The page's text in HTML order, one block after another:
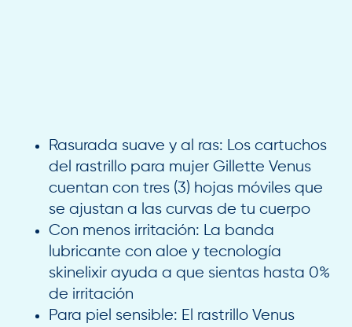
Rasurada suave y al ras: Los cartuchos
del rastrillo para mujer Gillette Venus
cuentan con tres (3) hojas móviles que
se ajustan a las curvas de tu cuerpo
Con menos irritación: La banda
lubricante con aloe y tecnología
skinelixir ayuda a que sientas hasta 0%
de irritación
Para piel sensible: El rastrillo Venus